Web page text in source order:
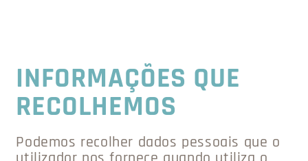
INFORMAÇÕES QUE
RECOLHEMOS
Podemos recolher dados pessoais que o